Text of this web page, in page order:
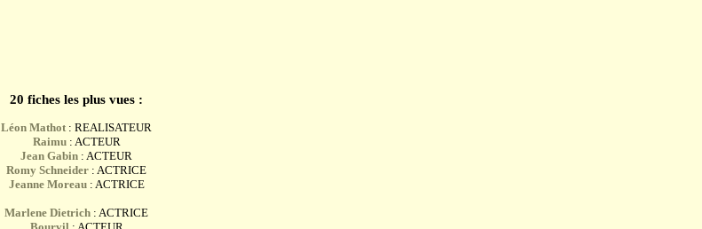
20 fiches les plus vues :
Léon Mathot : REALISATEUR
Raimu: ACTEUR
Jean Gabin : ACTEUR
Romy Schneider : ACTRICE
Jeanne Moreau: ACTRICE
Marlene Dietrich : ACTRICE